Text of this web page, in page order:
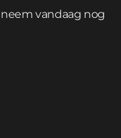
neem vandaag nog